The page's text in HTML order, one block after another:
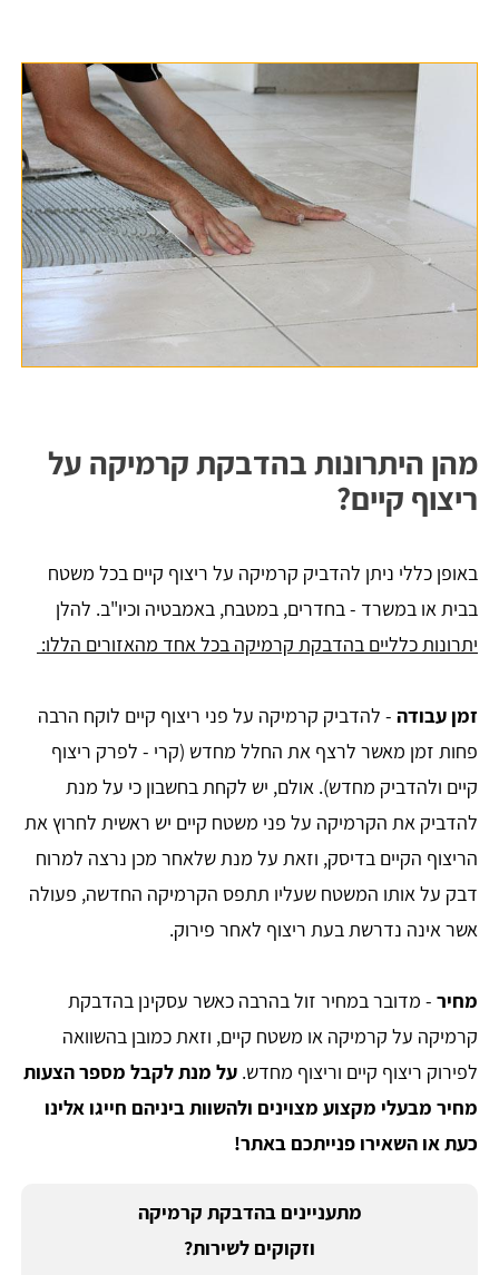
מהן היתרונות בהדבקת קרמיקה על
ריצוף קיים?
באופן כללי ניתן להדביק קרמיקה על ריצוף קיים בכל משטח
בבית או במשרד - בחדרים, במטבח, באמבטיה וכיו"ב. להלן
יתרונות כלליים בהדבקת קרמיקה בכל אחד מהאזורים הללו:
זמן עבודה - להדביק קרמיקה על פני ריצוף קיים לוקח הרבה
פחות זמן מאשר לרצף את החלל מחדש (קרי - לפרק ריצוף
קיים ולהדביק מחדש). אולם, יש לקחת בחשבון כי על מנת
להדביק את הקרמיקה על פני משטח קיים יש ראשית לחרוץ את
הריצוף הקיים בדיסק, וזאת על מנת שלאחר מכן נרצה למרוח
דבק על אותו המשטח שעליו תתפס הקרמיקה החדשה, פעולה
אשר אינה נדרשת בעת ריצוף לאחר פירוק.
מחיר - מדובר במחיר זול בהרבה כאשר עסקינן בהדבקת
קרמיקה על קרמיקה או משטח קיים, וזאת כמובן בהשוואה
לפירוק ריצוף קיים וריצוף מחדש. על מנת לקבל מספר הצעות
מחיר מבעלי מקצוע מצוינים ולהשוות ביניהם חייגו אלינו
כעת או השאירו פנייתכם באתר!
מתעניינים בהדבקת קרמיקה
וזקוקים לשירות?